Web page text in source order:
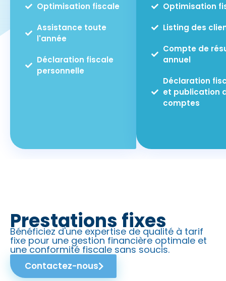
Optimisation fiscale
Assistance toute
l'année
Déclaration fiscale
personnelle
Optimisation
Listing des
Compte de
annuel
Déclaration
et publication
comptes
Prestations fixes
Bénéficiez d'une expertise de qualité à tarif
fixe pour une gestion financière optimale et
une conformité fiscale sans soucis.
Contactez-nous